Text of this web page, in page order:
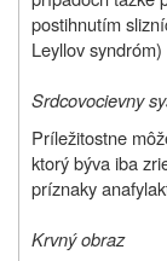
postihnutím
Leyllov
Srdcovocievny
Príležitostne
ktorý býva iba
príznaky
Krvný obraz